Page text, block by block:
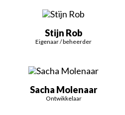
Stijn Rob
Eigenaar / beheerder
Sacha Molenaar
Ontwikkelaar